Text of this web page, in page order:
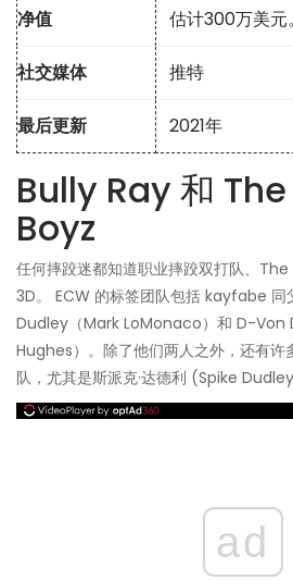
净值 估计300万美元。
社交媒体 推特
最后更新 2021年
Bully Ray 和
Boyz
任何摔跤迷都知道职业摔跤双打队、
3D。 ECW 的标签团队包括 kayfabe
Dudley（Mark LoMonaco）和 D-Von
Hughes）。除了他们两人之外，还有许
队，尤其是斯派克·达德利 (Spike
ad